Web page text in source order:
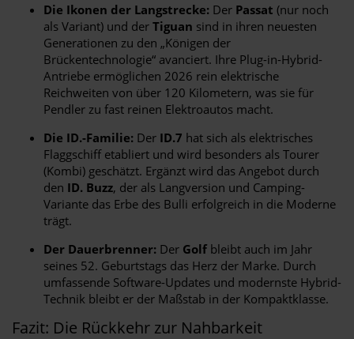
Die Ikonen der Langstrecke: Der Passat (nur noch
als Variant) und der Tiguan sind in ihren neuesten
Generationen zu den „Königen der
Brückentechnologie“ avanciert. Ihre Plug-in-Hybrid-
Antriebe ermöglichen 2026 rein elektrische
Reichweiten von über 120 Kilometern, was sie für
Pendler zu fast reinen Elektroautos macht.
Die ID.-Familie: Der ID.7 hat sich als elektrisches
Flaggschiff etabliert und wird besonders als Tourer
(Kombi) geschätzt. Ergänzt wird das Angebot durch
den ID. Buzz, der als Langversion und Camping-
Variante das Erbe des Bulli erfolgreich in die Moderne
trägt.
Der Dauerbrenner: Der Golf bleibt auch im Jahr
seines 52. Geburtstags das Herz der Marke. Durch
umfassende Software-Updates und modernste Hybrid-
Technik bleibt er der Maßstab in der Kompaktklasse.
Fazit: Die Rückkehr zur Nahbarkeit